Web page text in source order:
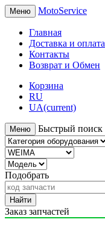
Меню MotoService
Главная
Доставка и оплата
Контакты
Возврат и Обмен
Корзина
RU
UA(current)
Меню Быстрый поиск
Подобрать
Найти
Заказ запчастей